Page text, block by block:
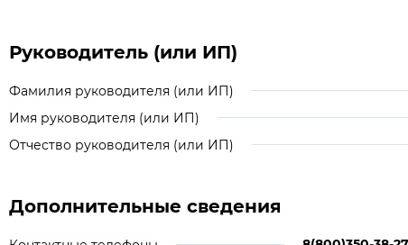
Руководитель (или ИП)
Фамилия руководителя (или ИП)
Имя руководителя (или ИП)
Отчество руководителя (или ИП)
Дополнительные сведения